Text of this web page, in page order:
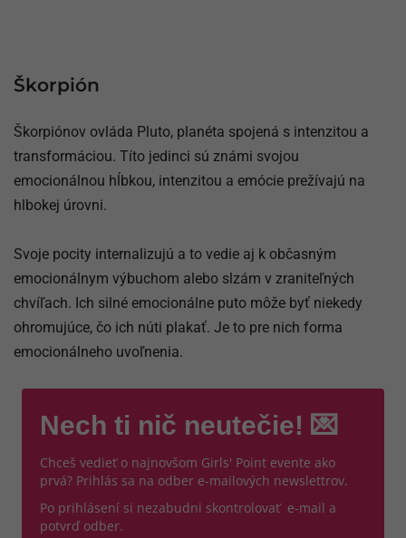
Škorpión
Škorpiónov ovláda Pluto, planéta spojená s intenzitou a
transformáciou. Títo jedinci sú známi svojou
emocionálnou hĺbkou, intenzitou a emócie prežívajú na
hlbokej úrovni.
Svoje pocity internalizujú a to vedie aj k občasným
emocionálnym výbuchom alebo slzám v zraniteľných
chvíľach. Ich silné emocionálne puto môže byť niekedy
ohromujúce, čo ich núti plakať. Je to pre nich forma
emocionálneho uvoľnenia.
Nech ti nič neutečie! 💌
Chceš vedieť o najnovšom Girls' Point evente ako
prvá? Prihlás sa na odber e-mailových newslettrov.
Po prihlásení si nezabudni skontrolovať e-mail a
potvrď odber.